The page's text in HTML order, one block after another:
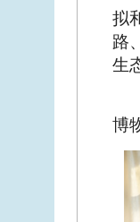
拟
路
生
博